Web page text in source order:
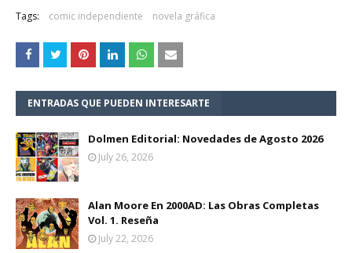
Tags: comic independiente novela gráfica
ENTRADAS QUE PUEDEN INTERESARTE
Dolmen Editorial: Novedades de Agosto 2026
July 26, 2026
Alan Moore En 2000AD: Las Obras Completas
Vol. 1. Reseña
July 22, 2026